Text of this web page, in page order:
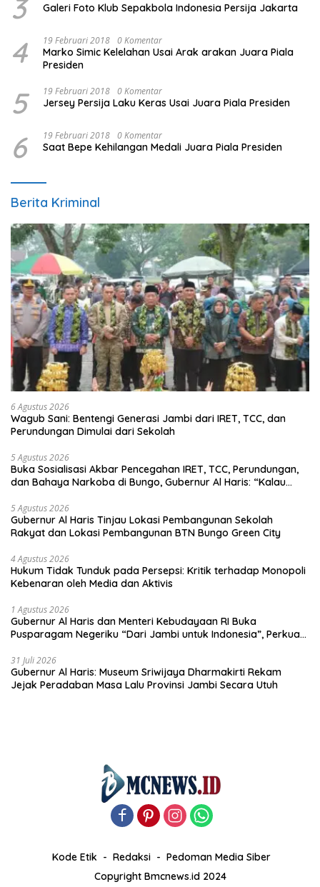
3 Galeri Foto Klub Sepakbola Indonesia Persija Jakarta
4 19 Februari 2018 0 Komentar
Marko Simic Kelelahan Usai Arak arakan Juara Piala
Presiden
5 19 Februari 2018 0 Komentar
Jersey Persija Laku Keras Usai Juara Piala Presiden
6 19 Februari 2018 0 Komentar
Saat Bepe Kehilangan Medali Juara Piala Presiden
Berita Kriminal
6 Agustus 2026
Wagub Sani: Bentengi Generasi Jambi dari IRET, TCC, dan
Perundungan Dimulai dari Sekolah
5 Agustus 2026
Buka Sosialisasi Akbar Pencegahan IRET, TCC, Perundungan,
dan Bahaya Narkoba di Bungo, Gubernur Al Haris: “Kalau
tangan”
5 Agustus 2026
Gubernur Al Haris Tinjau Lokasi Pembangunan Sekolah
Rakyat dan Lokasi Pembangunan BTN Bungo Green City
4 Agustus 2026
Hukum Tidak Tunduk pada Persepsi: Kritik terhadap Monopoli
Kebenaran oleh Media dan Aktivis
1 Agustus 2026
Gubernur Al Haris dan Menteri Kebudayaan RI Buka
Pusparagam Negeriku “Dari Jambi untuk Indonesia”, Perkuat
31 Juli 2026
Gubernur Al Haris: Museum Sriwijaya Dharmakirti Rekam
Jejak Peradaban Masa Lalu Provinsi Jambi Secara Utuh
Kode Etik Redaksi
Pedoman Media Siber
Copyright Bmcnews.id 2024